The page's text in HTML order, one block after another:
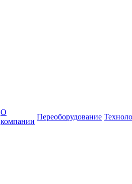
О
компании
Переоборудование